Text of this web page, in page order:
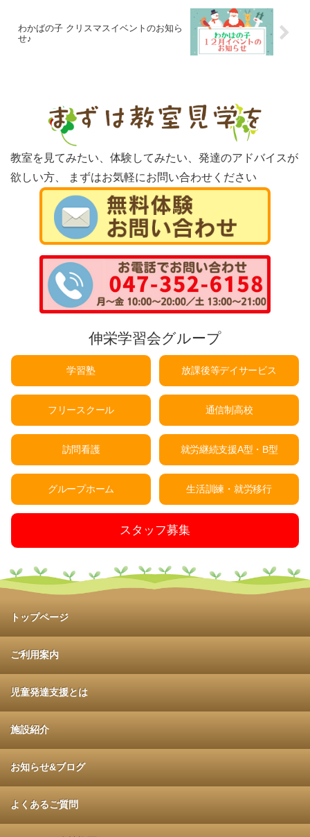
わかばの子 クリスマスイベントのお知ら
せ♪
教室を見てみたい、体験してみたい、発達のアドバイスが
欲しい方、
まずはお気軽にお問い合わせください
伸栄学習会グループ
学習塾 放課後等デイサービス
フリースクール 通信制高校
訪問看護 就労継続支援A型・B型
グループホーム 生活訓練・就労移行
スタッフ募集
トップページ
ご利用案内
児童発達支援とは
施設紹介
お知らせ&ブログ
よくあるご質問